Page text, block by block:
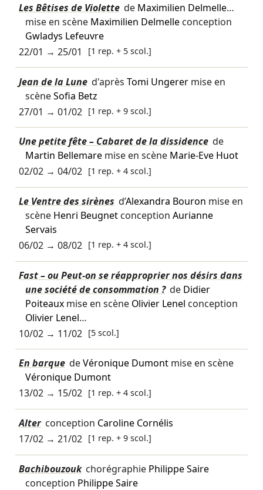
Les Bêtises de Violette de Maximilien Delmelle…
mise en scène Maximilien Delmelleconception
Gwladys Lefeuvre
22/01 → 25/01 [1 rep. + 5 scol.]
Jean de la Lune d'après Tomi Ungerermise en
scèneSofia Betz
27/01 → 01/02 [1 rep. + 9 scol.]
Une petite fête – Cabaret de la dissidence de
Martin Bellemaremise en scène Marie-Eve Huot
02/02→ 04/02 [1 rep. + 4 scol.]
Le Ventre des sirènes d’Alexandra Bouron mise en
scène Henri Beugnetconception Aurianne
Servais
06/02→ 08/02 [1 rep. + 4 scol.]
Fast – ou Peut-on se réapproprier nos désirs dans
une société de consommation ? de Didier
Poiteauxmise en scène Olivier Lenel conception
Olivier Lenel…
10/02→ 11/02 [5 scol.]
En barque deVéronique Dumontmise en scène
Véronique Dumont
13/02→ 15/02 [1 rep. + 4 scol.]
Alter conception Caroline Cornélis
17/02→ 21/02 [1 rep. + 9 scol.]
Bachibouzouk chorégraphie Philippe Saire
conception Philippe Saire